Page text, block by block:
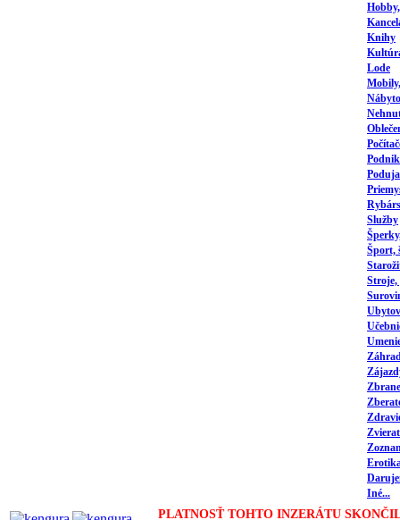
Knihy
Lode
Služby
Šport,
Stroje,
Iné...
PLATNOSŤ TOHTO INZERÁTU